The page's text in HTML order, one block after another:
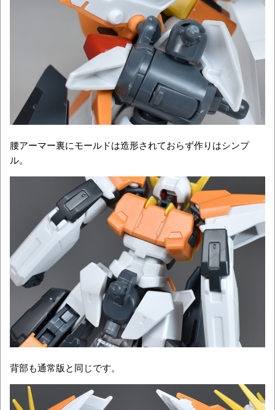
腰アーマー裏にモールドは造形されておらず作りはシンプ
ル。
背部も通常版と同じです。